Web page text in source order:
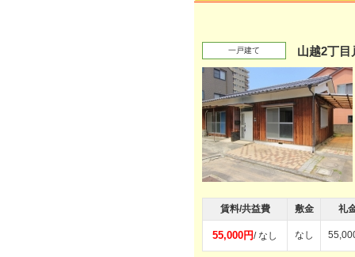
一戸建て 山越2丁目
賃料/共益費 敷金 礼
55,000円/ なし なし